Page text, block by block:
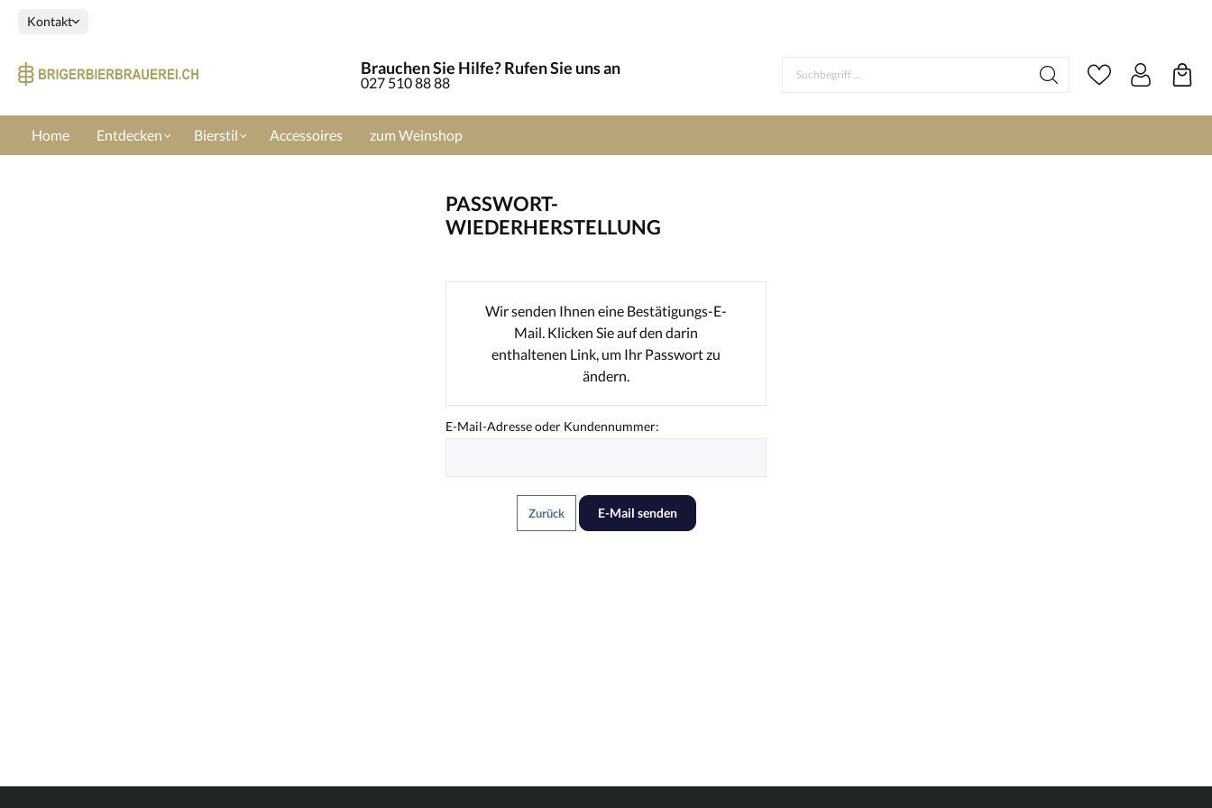
Kontakt
Brauchen Sie Hilfe? Rufen Sie uns an
027 510 88 88
Home Entdecken Bierstil Accessoires zum Weinshop
PASSWORT-
WIEDERHERSTELLUNG
Wir senden Ihnen eine Bestätigungs-E-
Mail. Klicken Sie auf den darin
enthaltenen Link, um Ihr Passwort zu
ändern.
E-Mail-Adresse oder Kundennummer:
Zurück E-Mail senden